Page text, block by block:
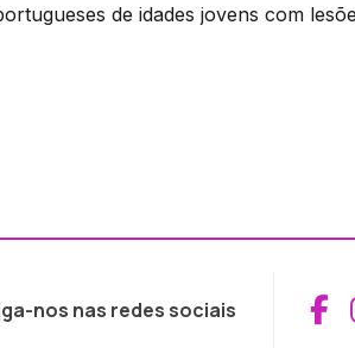
de idades jovens com
nos nas redes sociais